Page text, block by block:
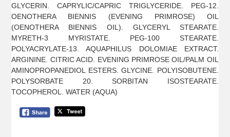
GLYCERIN. CAPRYLIC/CAPRIC TRIGLYCERIDE. PEG-12.
OENOTHERA BIENNIS (EVENING PRIMROSE) OIL
(OENOTHERA BIENNIS OIL). GLYCERYL STEARATE.
MYRETH-3 MYRISTATE. PEG-100 STEARATE.
POLYACRYLATE-13. AQUAPHILUS DOLOMIAE EXTRACT.
ARGININE. CITRIC ACID. EVENING PRIMROSE OIL/PALM OIL
AMINOPROPANEDIOL ESTERS. GLYCINE. POLYISOBUTENE.
POLYSORBATE 20. SORBITAN ISOSTEARATE.
TOCOPHEROL. WATER (AQUA)